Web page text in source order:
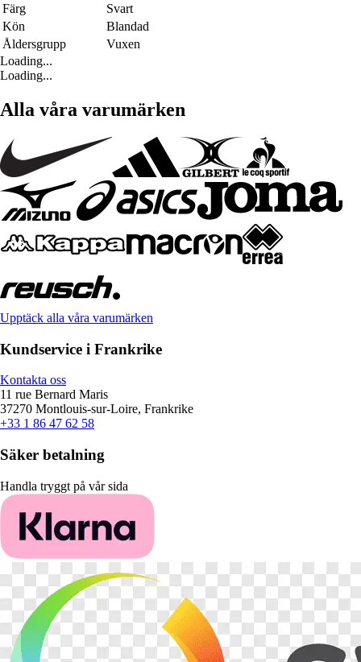
Färg
Svart
Kön
Blandad
Åldersgrupp
Vuxen
Loading...
Loading...
Alla våra varumärken
Upptäck alla våra varumärken
Kundservice i Frankrike
Kontakta oss
11 rue Bernard Maris
37270 Montlouis-sur-Loire, Frankrike
+33 1 86 47 62 58
Säker betalning
Handla tryggt på vår sida